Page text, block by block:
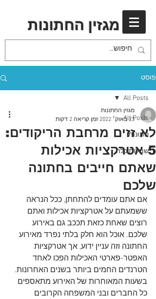
מגזין החתונות
פוסט
All Posts
חתונות
שמלות כלה
All Posts
לא זזים מרחבת הריקודים:
5 אטרקציות אכילות
שאתם חייבים בחתונה
שלכם
מגזין החתונות
23 באוק׳ 2022
זמן קריאה 2 דקות
אם אתם עומדים להתחתן, ככל הנראה
ששמעתם על אטרקציות אכילות ואתם
רוצים שאחת כזאת תככב גם באירוע
שלכם. אוכל הוא חלק בלתי נפרד מאירוע
החתונה וזה עניין ידוע, אך אטרקציות
האפטר-פארטי האכילות הפכו לאחד
הטרנדים החמים ביותר בשנים האחרונות.
בשעות המאוחרות של האירוע מתאספים
כל החברים ובני המשפחה הקרובים